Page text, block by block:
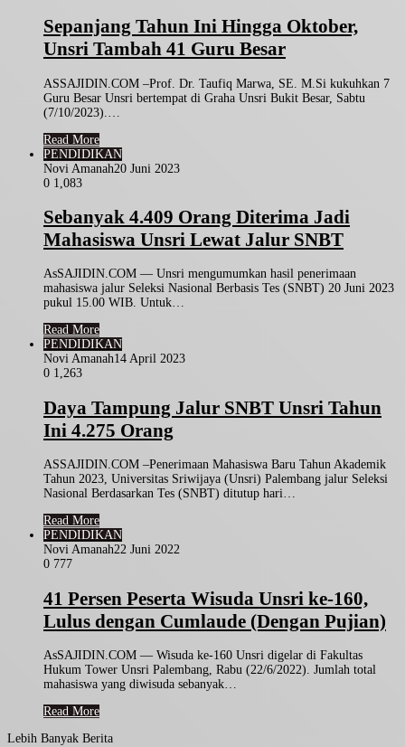
Sepanjang Tahun Ini Hingga Oktober,
Unsri Tambah 41 Guru Besar
ASSAJIDIN.COM –Prof. Dr. Taufiq Marwa, SE. M.Si kukuhkan 7
Guru Besar Unsri bertempat di Graha Unsri Bukit Besar, Sabtu
(7/10/2023).…
Read More
PENDIDIKAN
Novi Amanah20 Juni 2023
0 1,083
Sebanyak 4.409 Orang Diterima Jadi
Mahasiswa Unsri Lewat Jalur SNBT
AsSAJIDIN.COM — Unsri mengumumkan hasil penerimaan
mahasiswa jalur Seleksi Nasional Berbasis Tes (SNBT) 20 Juni 2023
pukul 15.00 WIB. Untuk…
Read More
PENDIDIKAN
Novi Amanah14 April 2023
0 1,263
Daya Tampung Jalur SNBT Unsri Tahun
Ini 4.275 Orang
ASSAJIDIN.COM –Penerimaan Mahasiswa Baru Tahun Akademik
Tahun 2023, Universitas Sriwijaya (Unsri) Palembang jalur Seleksi
Nasional Berdasarkan Tes (SNBT) ditutup hari…
Read More
PENDIDIKAN
Novi Amanah22 Juni 2022
0 777
41 Persen Peserta Wisuda Unsri ke-160,
Lulus dengan Cumlaude (Dengan Pujian)
AsSAJIDIN.COM — Wisuda ke-160 Unsri digelar di Fakultas
Hukum Tower Unsri Palembang, Rabu (22/6/2022). Jumlah total
mahasiswa yang diwisuda sebanyak…
Read More
Lebih Banyak Berita